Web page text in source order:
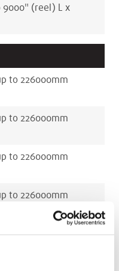
9000" (reel) L x
to 226000mm
to 226000mm
to 226000mm
to 226000mm